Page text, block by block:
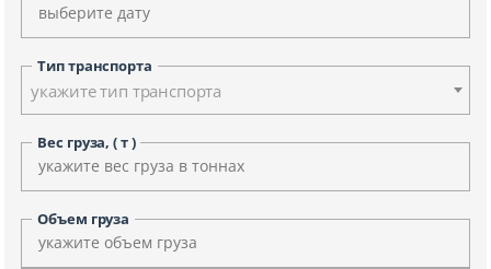
Тип транспорта
укажите тип транспорта
Вес груза, ( т )
Объем груза